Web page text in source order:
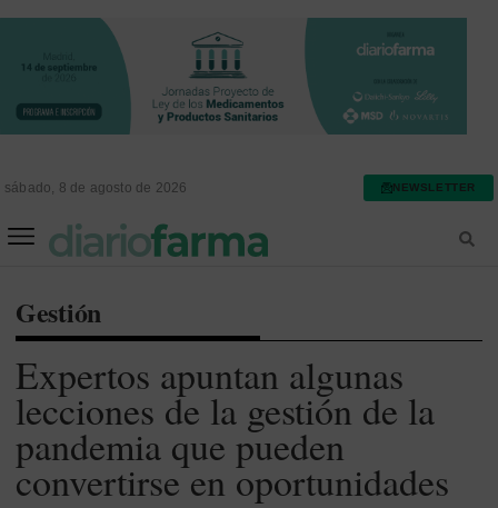
sábado, 8 de agosto de 2026 NEWSLETTER
Gestión
Expertos apuntan algunas
lecciones de la gestión de la
pandemia que pueden
convertirse en oportunidades